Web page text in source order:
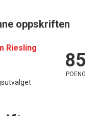
oppskriften
Riesling
85
POENG